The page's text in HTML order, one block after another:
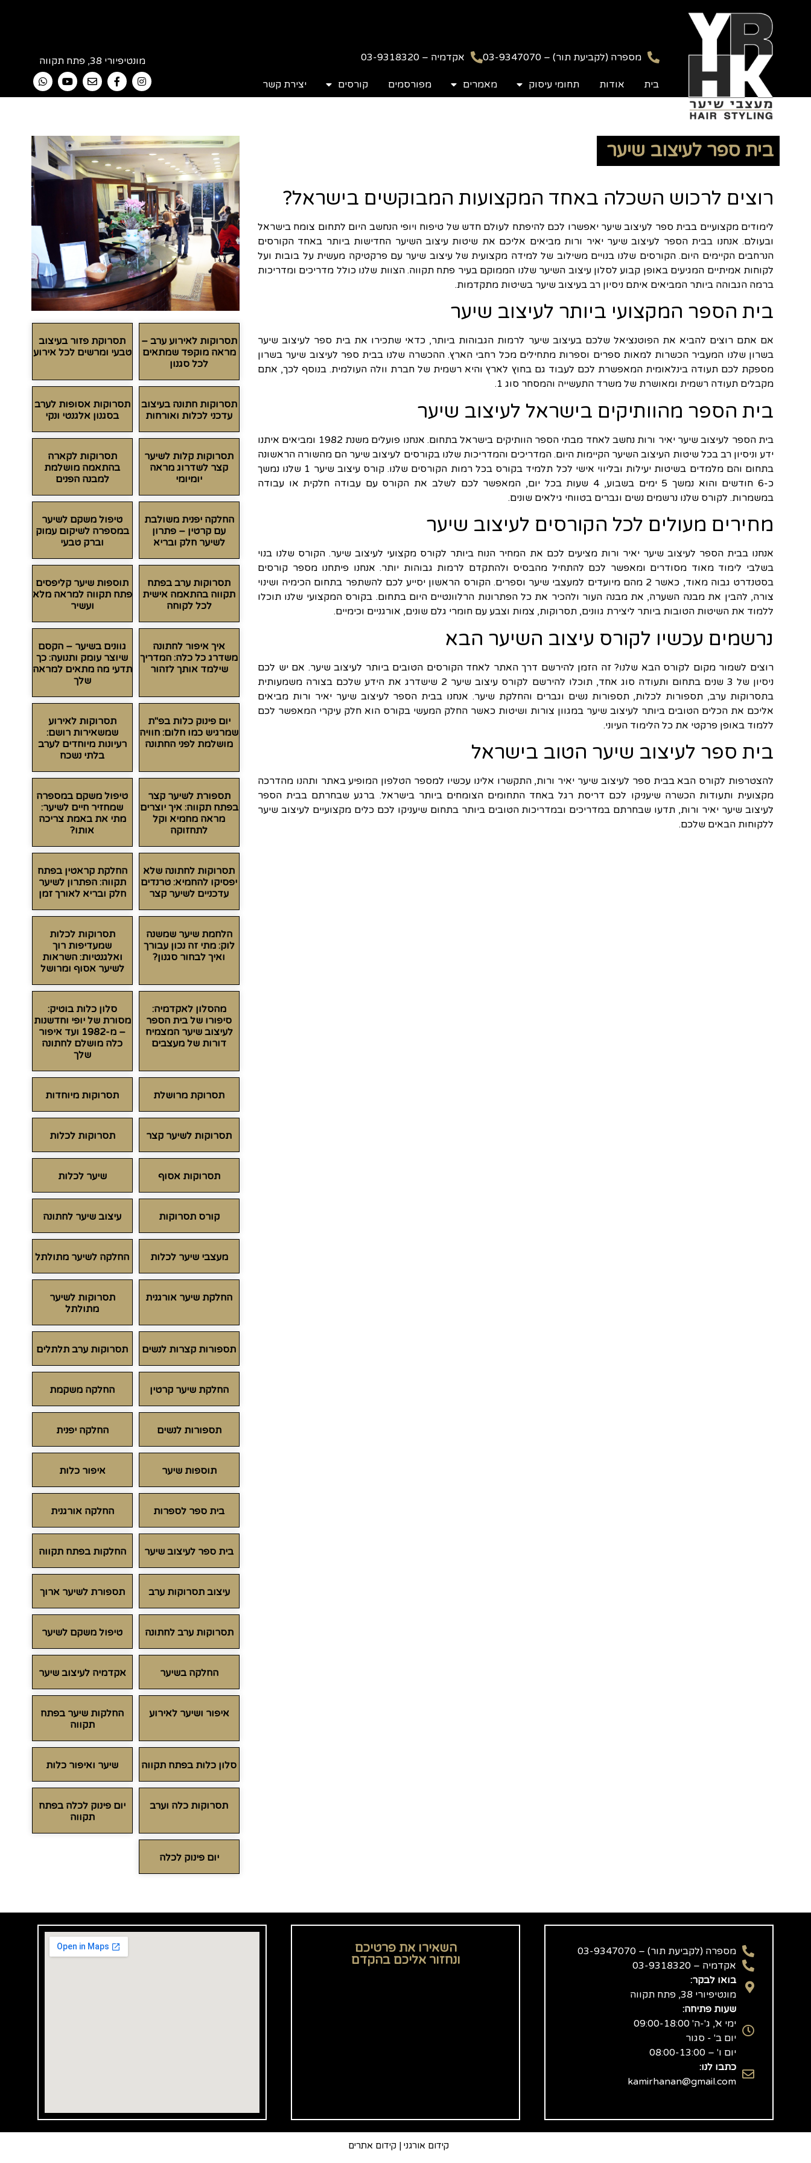
מספרה (לקביעת תור) – 03-9347070 אקדמיה – 03-9318320
בית אודות תחומי עיסוק מאמרים מפורסמים קורסים יצירת קשר
מונטיפיורי 38, פתח תקווה
בית ספר לעיצוב שיער
רוצים לרכוש השכלה באחד המקצועות המבוקשים בישראל?
לימודים מקצועיים בבית ספר לעיצוב שיער יאפשרו לכם להיפתח לעולם חדש של טיפוח ויופי הנחשב היום לתחום צומח בישראל
ובעולם. אנחנו בבית הספר לעיצוב שיער יאיר ורות מביאים אליכם את שיטות עיצוב השיער החדישות ביותר באחד הקורסים
הנרחבים הקיימים היום. הקורסים שלנו בנויים משילוב של למידה מקצועית של עיצוב שיער עם פרקטיקה מעשית על בובות ועל
לקוחות אמיתיים המגיעים באופן קבוע לסלון עיצוב השיער שלנו הממוקם בעיר פתח תקווה. הצוות שלנו כולל מדריכים ומדריכות
ברמה הגבוהה ביותר המביאים איתם ניסיון רב בעיצוב שיער בשיטות מתקדמות.
בית הספר המקצועי ביותר לעיצוב שיער
אם אתם רוצים להביא את הפוטנציאל שלכם בעיצוב שיער לרמות הגבוהות ביותר, כדאי שתכירו את בית ספר לעיצוב שיער
בשרון שלנו המעביר הכשרות למאות ספרים וספרות מתחילים מכל רחבי הארץ. ההכשרה שלנו בבית ספר לעיצוב שיער בשרון
מספקת לכם תעודה בינלאומית המאפשרת לכם לעבוד גם בחוץ לארץ והיא רשמית של חברת וולה העולמית. בנוסף לכך, אתם
מקבלים תעודה רשמית ומאושרת של משרד התעשייה והמסחר סוג 1.
בית הספר מהוותיקים בישראל לעיצוב שיער
בית הספר לעיצוב שיער יאיר ורות נחשב לאחד מבתי הספר הוותיקים בישראל בתחום. אנחנו פועלים משנת 1982 ומביאים איתנו
ידע וניסיון רב בכל שיטות העיצוב השיער הקיימות היום. המדריכים והמדריכות שלנו בקורסים לעיצוב שיער הם מהשורה הראשונה
בתחום והם מלמדים בשיטות יעילות ובליווי אישי לכל תלמיד בקורס בכל רמות הקורסים שלנו. קורס עיצוב שיער 1 שלנו נמשך
כ-6 חודשים והוא נמשך 5 ימים בשבוע, 4 שעות בכל יום, המאפשר לכם לשלב את הקורס עם עבודה חלקית או עבודה
במשמרות. לקורס שלנו נרשמים נשים וגברים בטווחי גילאים שונים.
מחירים מעולים לכל הקורסים לעיצוב שיער
אנחנו בבית הספר לעיצוב שיער יאיר ורות מציעים לכם את המחיר הנוח ביותר לקורס מקצועי לעיצוב שיער. הקורס שלנו בנוי
בשלבי לימוד מאוד מסודרים ומאפשר לכם להתחיל מהבסיס ולהתקדם לרמות גבוהות יותר. אנחנו פיתחנו מספר קורסים
בסטנדרט גבוה מאוד, כאשר 2 מהם מיועדים למעצבי שיער וספרים. הקורס הראשון יסייע לכם להשתפר בתחום הכימיה ושינוי
צורה, להבין את מבנה השערה, את מבנה העור ולהכיר את כל הפתרונות הרלוונטיים היום בתחום. בקורס המקצועי שלנו תוכלו
ללמוד את השיטות הטובות ביותר ליצירת גוונים, תסרוקות, צמות וצבע עם חומרי גלם שונים, אורגניים וכימיים.
נרשמים עכשיו לקורס עיצוב השיער הבא
רוצים לשמור מקום לקורס הבא שלנו? זה הזמן להירשם דרך האתר לאחד הקורסים הטובים ביותר לעיצוב שיער. אם יש לכם
ניסיון של 3 שנים בתחום ותעודה סוג אחד, תוכלו להירשם לקורס עיצוב שיער 2 שישדרג את הידע שלכם בצורה משמעותית
בתסרוקות ערב, תספורות לכלות, תספורות נשים וגברים והחלקת שיער. אנחנו בבית הספר לעיצוב שיער יאיר ורות מביאים
אליכם את הכלים הטובים ביותר לעיצוב שיער במגוון צורות ושיטות כאשר החלק המעשי בקורס הוא חלק עיקרי המאפשר לכם
ללמוד באופן פרקטי את כל הלימוד העיוני.
בית ספר לעיצוב שיער הטוב בישראל
להצטרפות לקורס הבא בבית ספר לעיצוב שיער יאיר ורות, התקשרו אלינו עכשיו למספר הטלפון המופיע באתר ותהנו מהדרכה
מקצועית ותעודות הכשרה שיעניקו לכם דריסת רגל באחד התחומים הצומחים ביותר בישראל. ברגע שבחרתם בבית הספר
לעיצוב שיער יאיר ורות, תדעו שבחרתם במדריכים ובמדריכות הטובים ביותר בתחום שיעניקו לכם כלים מקצועיים לעיצוב שיער
ללקוחות הבאים שלכם.
תסרוקות לאירוע ערב –
מראה מוקפד שמתאים
לכל סגנון
תסרוקת פזור בעיצוב
טבעי ומרשים לכל אירוע
תסרוקות חתונה בעיצוב
עדכני לכלות ואורחות
תסרוקות אסופות לערב
בסגנון אלגנטי ונקי
תסרוקות קלות לשיער
קצר לשדרוג מראה
יומיומי
תסרוקות לקארה
בהתאמה מושלמת
למבנה הפנים
החלקה יפנית משולבת
עם קרטין – פתרון
לשיער חלק ובריא
טיפול משקם לשיער
במספרה לשיקום עמוק
וברק טבעי
תסרוקות ערב בפתח
תקווה בהתאמה אישית
לכל לקוחה
תוספות שיער קליפסים
פתח תקווה למראה מלא
ועשיר
איך איפור לחתונה
משדרג כל כלה: המדריך
שילמד אותך לזהור
גוונים בשיער – הקסם
שיוצר עומק ותנועה: כך
תדעי מה מתאים למראה
שלך
יום פינוק כלות בפ"ת
שמרגיש כמו חלום: חוויה
מושלמת לפני החתונה
תסרוקות לאירוע
שמשאירות רושם:
רעיונות מיוחדים לערב
בלתי נשכח
תספורת לשיער קצר
בפתח תקווה: איך יוצרים
מראה מחמיא וקל
לתחזוקה
טיפול משקם במספרה
שמחזיר חיים לשיער:
מתי את באמת צריכה
אותו?
תסרוקות לחתונה שלא
יפסיקו להחמיא: טרנדים
עדכניים לשיער קצר
החלקת קראטין בפתח
תקווה: הפתרון לשיער
חלק ובריא לאורך זמן
הלחמת שיער שמשנה
לוק: מתי זה נכון עבורך
ואיך לבחור סגנון?
תסרוקות לכלות
שמעדיפות רוך
ואלגנטיות: השראות
לשיער אסוף ומרושל
מהסלון לאקדמיה:
סיפורו של בית הספר
לעיצוב שיער המצמיח
דורות של מעצבים
סלון כלות בוטיק:
מסורת של יופי וחדשנות
– מ-1982 ועד איפור
כלה מושלם לחתונה
שלך
תסרוקת מרושלת תסרוקות מיוחדות
תסרוקות לשיער קצר תסרוקות לכלות
תסרוקות אסוף שיער לכלות
קורס תסרוקות עיצוב שיער לחתונה
מעצבי שיער לכלות החלקה לשיער מתולתל
החלקת שיער אורגנית
תסרוקות לשיער
מתולתל
תספורות קצרות לנשים תסרוקות ערב תלתלים
החלקת שיער קרטין החלקה משקמת
תספורות לנשים החלקה יפנית
תוספות שיער איפור כלות
בית ספר לספרות החלקה אורגנית
בית ספר לעיצוב שיער החלקות בפתח תקווה
עיצוב תסרוקות ערב תספורת לשיער ארוך
תסרוקות ערב לחתונה טיפול משקם לשיער
החלקה בשיער אקדמיה לעיצוב שיער
איפור ושיער לאירוע
החלקות שיער בפתח
תקווה
סלון כלות בפתח תקווה שיער ואיפור כלות
תסרוקות כלה וערב
יום פינוק לכלה בפתח
תקווה
יום פינוק לכלה
מספרה (לקביעת תור) – 03-9347070
אקדמיה – 03-9318320
בואו לבקר:
מונטיפיורי 38, פתח תקווה
שעות פתיחה:
ימי א', ג'-ה' 09:00-18:00
יום ב' - סגור
יום ו' – 08:00-13:00
כתבו לנו:
kamirhanan@gmail.com
השאירו את פרטיכם
ונחזור אליכם בהקדם
קידום אורגני | קידום אתרים